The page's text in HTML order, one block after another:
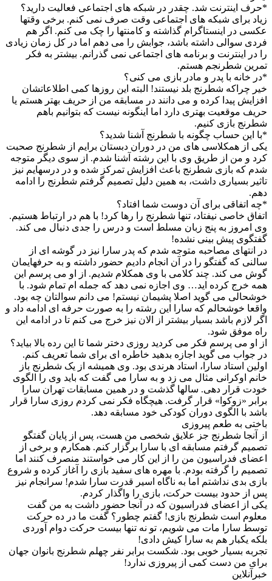
*حرف اینترنت شد. چقدر در شبکه های اجتماعی فعالیت دارید؟
زیاد برای شبکه های اجتماعی وقت صرف نمی کنم. برخی وقتها
عکسی در اینستاگرام گذاشته و کامنتها را چک می کنم. اگر هم
فردی سوالی داشته باشد، جوابش را می دهم اما در کل زمان زیادی
را در اینترنت و برنامه های اجتماعی نمی گذرانم. بیشتر به فکر
تمرین شطرنجم هستم.
*در خانه با پدر و مادر بازی می کنی؟
خیر چراکه شطرنج بلد نیستند! البته این روزها کمی اطلاعاتشان
افزایش پیدا کرده و می دانند در مسابقه من از حریف بهتر هستم یا
حریف موقعیت بهتری دارد اما اینگونه نیست که بتوانیم باهم
شطرنج بازی کنیم.
*با این حساب چگونه با شطرنج آشنا شدید؟
یکی از همکلاسی های من در دوران دبستان برایم از شطرنج صحبت
کرد و من از طریق وی با این رشته آشنا شدم. از سوی دیگر متوجه
شدم که بازی شطرنج باعث افزایش تمرکز شده و در درسهایم نیز
تاثیر بسیاری داشت، به همین دلیل تصمیم گرفتم شطرنج را ادامه
دهم.
*چه اتفاقی برای آن دوست شما افتاد؟
اتفاق خاصی نیفتاد، تنها شطرنج را رها کرد! با هم در ارتباط هستیم.
وی امروز به پنج زبان مسلط است و درس را جدی دنبال می کند.
گفتگوی پیش بینی نشده!
در انتهای مصاحبه متوجه شدم که پدر سارا نیز در گوشه ای از
سالنی که گفتگو را در آن انجام دادیم حضور داشته و به حرفهایمان
گوش می کند. چند کلامی با وی همکلام شدیم. از او می پرسم این
همه خرج کرده اید… وی اجازه نمی دهد که جمله ام تمام شود. با
خوشحالی می گوید اصلا پشیمان نیستم! می دانم سوالتان چه بود.
واقعا خوشحالم که سارا این رشته را به صورت حرفه ای ادامه داد و
اگر لازم باشد بسیار بیشتر از الان نیز خرج می کنم تا در ادامه این
راه موفق شود.
از او می پرسم فکر می کردید روزی دختر شما تا این رده بالا بیاید؟
در جواب می گوید اجازه بدهید خاطره ای برای شما تعریف کنم.
اولین استاد سارا، استاد هرندی بود. وی همیشه از یک شطرنج باز
خانم اوکرانی مثال می زد و به سارا می گفت که باید وی را الگوی
خودت قرار دهی. سالها گذشت و در همین مسابقات تهران سارا
برابر «زوکوا» قرار گرفت. هیچگاه فکر نمی کردم روزی سارا قرار
باشد با الگوی دوران کودکی خود مسابقه دهد.
باختی به طعم پیروزی
از آنجا شطرنج جز علایق شخصی من هست، پس از پایان گفتگو
تصمیم گرفتم مسابقه ای با سارا برگزار کنم. همکارم و برخی از
اعضای فدراسیون من را از این کار می خواستند منصرف کنند اما
تصمیم را گرفته بودم. با مهره های سفید بازی را آغاز کرده و شروع
بازی بدی نداشتم اما به ناگاه اسیر قدرت سارا شدم! سرانجام نیز
پس از حدود بیست حرکت، بازی را واگذار کردم.
یکی از اعضای فدراسیون که در آنجا حضور داشت به من گفت
معلوم است شطرنج بازی! گفتم چطور؟ گفت ما در ده حرکت
توسط سارا مات می شویم، تو نه تنها بیست حرکت دوام آوردی
بلکه یکبار هم به سارا کیش دادی!
تجربه بسیار خوبی بود. شکست برابر نفر چهلم شطرنج بانوان جهان
برای من دست کمی از پیروزی ندارد!
خبرآنلاین